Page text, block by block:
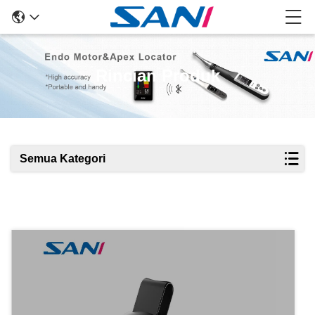
Rincian Produk
Semua Kategori